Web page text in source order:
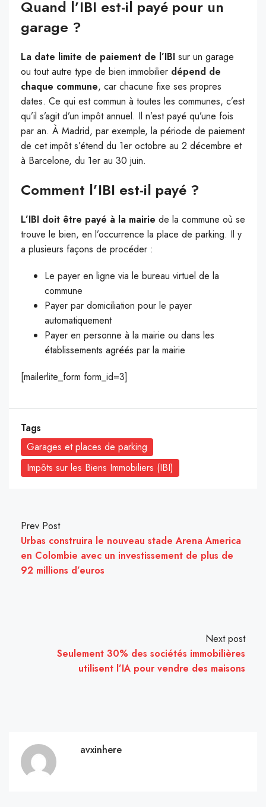
Quand l’IBI est-il payé pour un
garage ?
La date limite de paiement de l’IBI sur un garage
ou tout autre type de bien immobilier dépend de
chaque commune, car chacune fixe ses propres
dates. Ce qui est commun à toutes les communes, c’est
qu’il s’agit d’un impôt annuel. Il n’est payé qu’une fois
par an. À Madrid, par exemple, la période de paiement
de cet impôt s’étend du 1er octobre au 2 décembre et
à Barcelone, du 1er au 30 juin.
Comment l’IBI est-il payé ?
L’IBI doit être payé à la mairie de la commune où se
trouve le bien, en l’occurrence la place de parking. Il y
a plusieurs façons de procéder :
Le payer en ligne via le bureau virtuel de la
commune
Payer par domiciliation pour le payer
automatiquement
Payer en personne à la mairie ou dans les
établissements agréés par la mairie
[mailerlite_form form_id=3]
Tags
Garages et places de parking
Impôts sur les Biens Immobiliers (IBI)
Prev Post
Urbas construira le nouveau stade Arena America
en Colombie avec un investissement de plus de
92 millions d’euros
Next post
Seulement 30% des sociétés immobilières
utilisent l’IA pour vendre des maisons
avxinhere